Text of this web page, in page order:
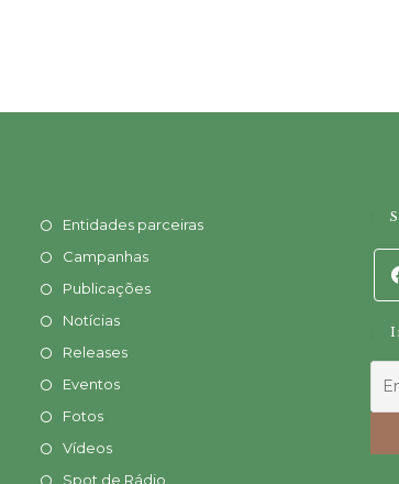
Entidades parceiras
Campanhas
Publicações
Notícias
Releases
Eventos
Fotos
Vídeos
Spot de Rádio